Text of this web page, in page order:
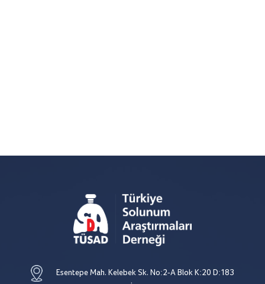
Esentepe Mah. Kelebek Sk. No:2-A Blok K:20 D:183